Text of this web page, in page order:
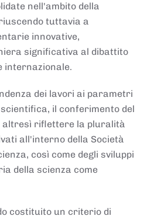
nell'ambito della
tuttavia a
innovative,
significativa al dibattito
internazionale.
dei lavori ai parametri
il conferimento del
altresì riflettere la pluralità
all'interno della Società
così come degli sviluppi
della scienza come
costituito un criterio di